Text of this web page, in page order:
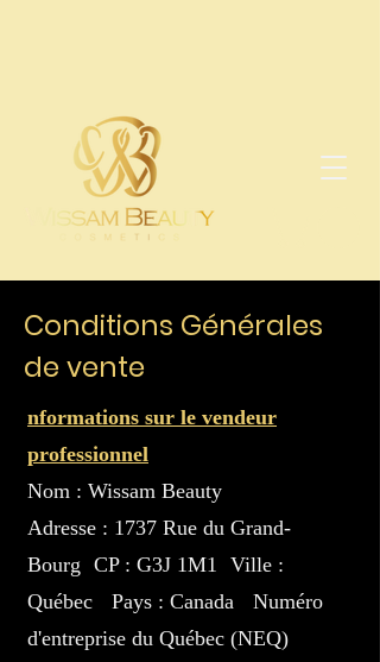
Conditions Générales
de vente
nformations sur le vendeur
professionnel
Nom : Wissam Beauty
Adresse : 1737 Rue du Grand-
Bourg CP : G3J 1M1 Ville :
Québec Pays : Canada Numéro
d'entreprise du Québec (NEQ)